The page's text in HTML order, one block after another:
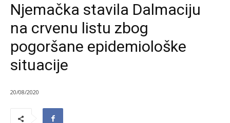
Njemačka stavila Dalmaciju
na crvenu listu zbog
pogoršane epidemiološke
situacije
20/08/2020